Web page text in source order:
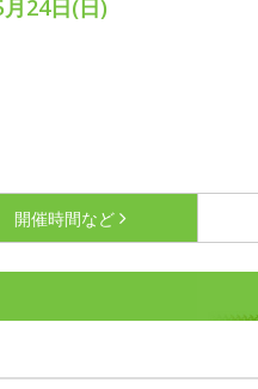
24日(日)
開催時間など